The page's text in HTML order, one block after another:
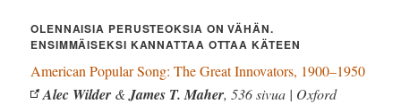
OLENNAISIA PERUSTEOKSIA ON VÄHÄN.
ENSIMMÄISEKSI KANNATTAA OTTAA KÄTEEN
American Popular Song: The Great Innovators, 1900–1950
Alec Wilder &James T. Maher, 536 sivua | Oxford